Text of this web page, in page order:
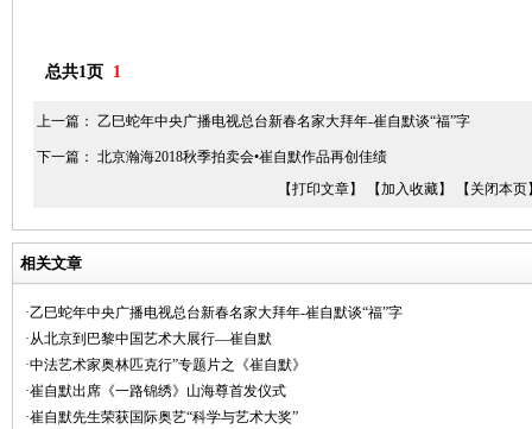
总共1页 1
上一篇： 乙巳蛇年中央广播电视总台新春名家大拜年-崔自默谈“福”字
下一篇： 北京瀚海2018秋季拍卖会•崔自默作品再创佳绩
【打印文章】
【加入收藏】 【关闭本页
相关文章
·乙巳蛇年中央广播电视总台新春名家大拜年-崔自默谈“福”字
·从北京到巴黎中国艺术大展行—崔自默
·中法艺术家奥林匹克行”专题片之《崔自默》
·崔自默出席《一路锦绣》山海尊首发仪式
·崔自默先生荣获国际奥艺“科学与艺术大奖”